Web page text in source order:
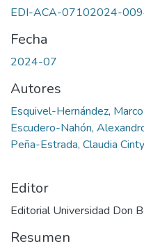
EDI-ACA-07102024-
Fecha
2024-07
Autores
Esquivel-Hernández,
Escudero-Nahón,
Peña-Estrada, Claudia
Editor
Editorial Universidad Don
Resumen